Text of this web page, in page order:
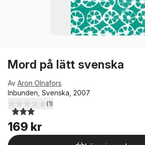
Mord på lätt svenska
Av Aron Olnafors
Inbunden, Svenska, 2007
3,0utav 5 stjärnor. Totalt antal röster:
(1)
169 kr